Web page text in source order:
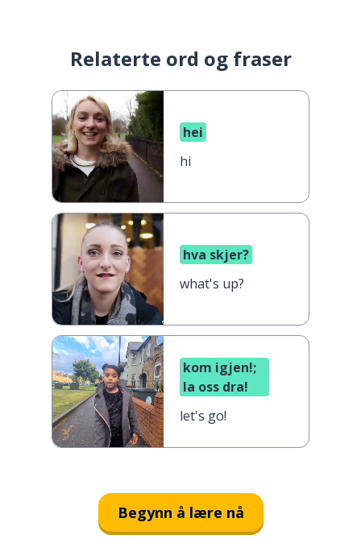
Relaterte ord og fraser
hei
hi
hva skjer?
what's up?
kom igjen!;
la oss dra!
let's go!
Begynn å lære nå